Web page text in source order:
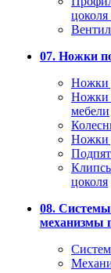
07. Ножки
Ножки
Ножки
мебели
Ножки
цоколя
08.
механизмы